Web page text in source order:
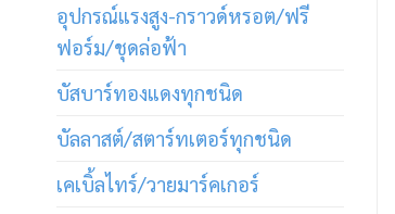
อุปกรณ์แรงสูง-กราวด์หรอต/ฟรี
ฟอร์ม/ชุดล่อฟ้า
บัสบาร์ทองแดงทุกชนิด
บัลลาสต์/สตาร์ทเตอร์ทุกชนิด
เคเบิ้ลไทร์/วายมาร์คเกอร์